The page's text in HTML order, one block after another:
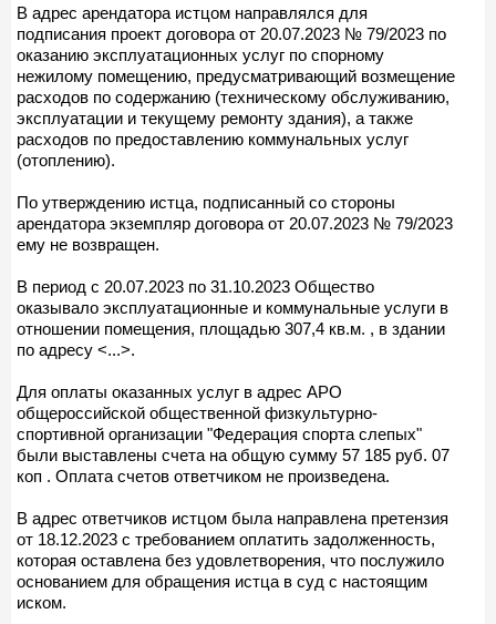
В адрес арендатора истцом направлялся для
подписания проект договора от 20.07.2023 № 79/2023 по
оказанию эксплуатационных услуг по спорному
нежилому помещению, предусматривающий возмещение
расходов по содержанию (техническому обслуживанию,
эксплуатации и текущему ремонту здания), а также
расходов по предоставлению коммунальных услуг
(отоплению).
По утверждению истца, подписанный со стороны
арендатора экземпляр договора от 20.07.2023 № 79/2023
ему не возвращен.
В период с 20.07.2023 по 31.10.2023 Общество
оказывало эксплуатационные и коммунальные услуги в
отношении помещения, площадью 307,4 кв.м. , в здании
по адресу <...>.
Для оплаты оказанных услуг в адрес АРО
общероссийской общественной физкультурно-
спортивной организации "Федерация спорта слепых"
были выставлены счета на общую сумму 57 185 руб. 07
коп . Оплата счетов ответчиком не произведена.
В адрес ответчиков истцом была направлена претензия
от 18.12.2023 с требованием оплатить задолженность,
которая оставлена без удовлетворения, что послужило
основанием для обращения истца в суд с настоящим
иском.